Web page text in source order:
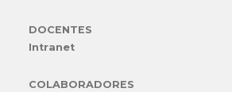
DOCENTES
Intranet
COLABORADORES